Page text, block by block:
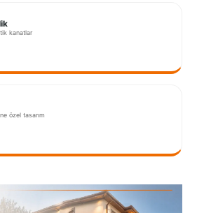
kanatlar
özel tasarım